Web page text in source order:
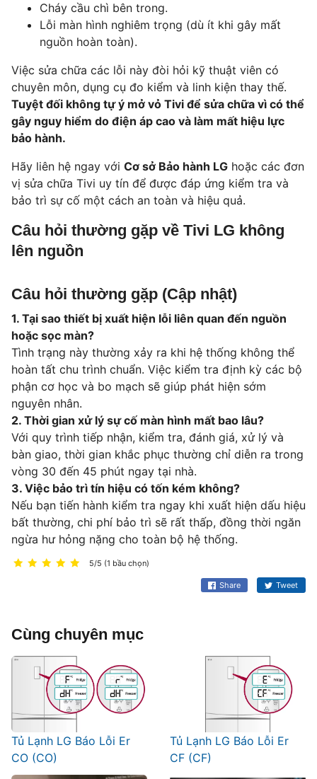
Cháy cầu chì bên trong.
Lỗi màn hình nghiêm trọng (dù ít khi gây mất
nguồn hoàn toàn).
Việc sửa chữa các lỗi này đòi hỏi kỹ thuật viên có
chuyên môn, dụng cụ đo kiểm và linh kiện thay thế.
Tuyệt đối không tự ý mở vỏ Tivi để sửa chữa vì có thể
gây nguy hiểm do điện áp cao và làm mất hiệu lực
bảo hành.
Hãy liên hệ ngay với Cơ sở Bảo hành LG hoặc các đơn
vị sửa chữa Tivi uy tín để được đáp ứng kiểm tra và
bảo trì sự cố một cách an toàn và hiệu quả.
Câu hỏi thường gặp về Tivi LG không
lên nguồn
Câu hỏi thường gặp (Cập nhật)
1. Tại sao thiết bị xuất hiện lỗi liên quan đến nguồn
hoặc sọc màn?
Tình trạng này thường xảy ra khi hệ thống không thể
hoàn tất chu trình chuẩn. Việc kiểm tra định kỳ các bộ
phận cơ học và bo mạch sẽ giúp phát hiện sớm
nguyên nhân.
2. Thời gian xử lý sự cố màn hình mất bao lâu?
Với quy trình tiếp nhận, kiểm tra, đánh giá, xử lý và
bàn giao, thời gian khắc phục thường chỉ diễn ra trong
vòng 30 đến 45 phút ngay tại nhà.
3. Việc bảo trì tín hiệu có tốn kém không?
Nếu bạn tiến hành kiểm tra ngay khi xuất hiện dấu hiệu
bất thường, chi phí bảo trì sẽ rất thấp, đồng thời ngăn
ngừa hư hỏng nặng cho toàn bộ hệ thống.
5/5 (1 bầu chọn)
Share Tweet
Cùng chuyên mục
Tủ Lạnh LG Báo Lỗi Er
CO (CO)
Tủ Lạnh LG Báo Lỗi Er
CF (CF)